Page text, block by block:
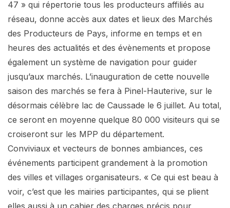
47 » qui répertorie tous les producteurs affiliés au
réseau, donne accès aux dates et lieux des Marchés
des Producteurs de Pays, informe en temps et en
heures des actualités et des évènements et propose
également un système de navigation pour guider
jusqu’aux marchés. L’inauguration de cette nouvelle
saison des marchés se fera à Pinel-Hauterive, sur le
désormais célèbre lac de Caussade le 6 juillet. Au total,
ce seront en moyenne quelque 80 000 visiteurs qui se
croiseront sur les MPP du département.
Conviviaux et vecteurs de bonnes ambiances, ces
événements participent grandement à la promotion
des villes et villages organisateurs. « Ce qui est beau à
voir, c’est que les mairies participantes, qui se plient
elles aussi à un cahier des charges précis pour